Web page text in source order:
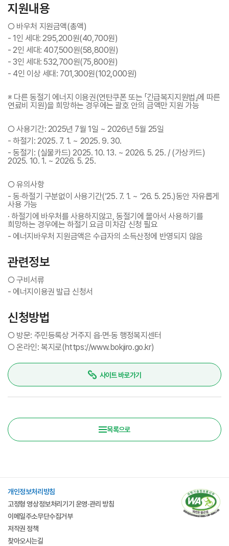
지원내용
○ 바우처 지원금액(총액)
- 1인 세대: 295,200원(40,700원)
- 2인 세대: 407,500원(58,800원)
- 3인 세대: 532,700원(75,800원)
- 4인 이상 세대: 701,300원(102,000원)
※ 다른 동절기 에너지 이용권(연탄쿠폰 또는 「긴급복지지원법」에 따른
연료비 지원)을 희망하는 경우에는 괄호 안의 금액만 지원 가능
○ 사용기간: 2025년 7월 1일 ~ 2026년 5월 25일
- 하절기: 2025. 7. 1. ~ 2025. 9. 30.
- 동절기: (실물카드) 2025. 10. 13. ~ 2026. 5. 25. / (가상카드)
2025. 10. 1. ~ 2026. 5. 25.
○ 유의사항
- 동·하절기 구분없이 사용기간(‘25. 7. 1. ~ ‘26. 5. 25.)동안 자유롭게
사용 가능
· 하절기에 바우처를 사용하지않고, 동절기에 몰아서 사용하기를
희망하는 경우에는 하절기 요금 미차감 신청 필요
- 에너지바우처 지원금액은 수급자의 소득산정에 반영되지 않음
관련정보
○ 구비서류
- 에너지이용권 발급 신청서
신청방법
○ 방문: 주민등록상 거주지 읍·면·동 행정복지센터
○온라인: 복지로(https://www.bokjiro.go.kr)
사이트 바로가기
목록으로
개인정보처리방침
고정형 영상정보처리기기 운영·관리 방침
이메일주소무단수집거부
저작권 정책
찾아오시는길